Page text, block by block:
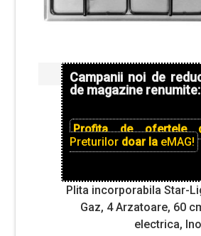
Campanii noi de
de magazine renumite:
Profita de ofertele
Preturilor doar la eMAG!
Plita incorporabila Star-
Gaz, 4 Arzatoare, 60
electrica,